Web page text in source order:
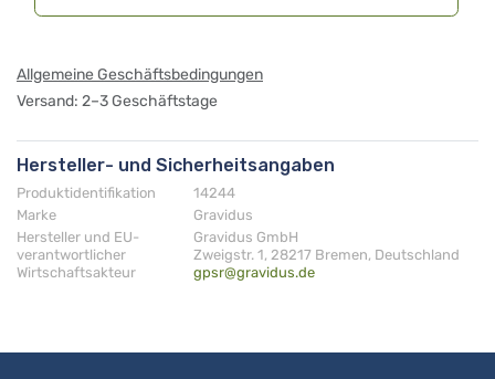
Allgemeine Geschäftsbedingungen
Versand: 2–3 Geschäftstage
Hersteller- und Sicherheitsangaben
Produktidentifikation
14244
Marke
Gravidus
Hersteller und EU-
verantwortlicher
Wirtschaftsakteur
Gravidus GmbH
Zweigstr. 1, 28217 Bremen, Deutschland
gpsr@gravidus.de